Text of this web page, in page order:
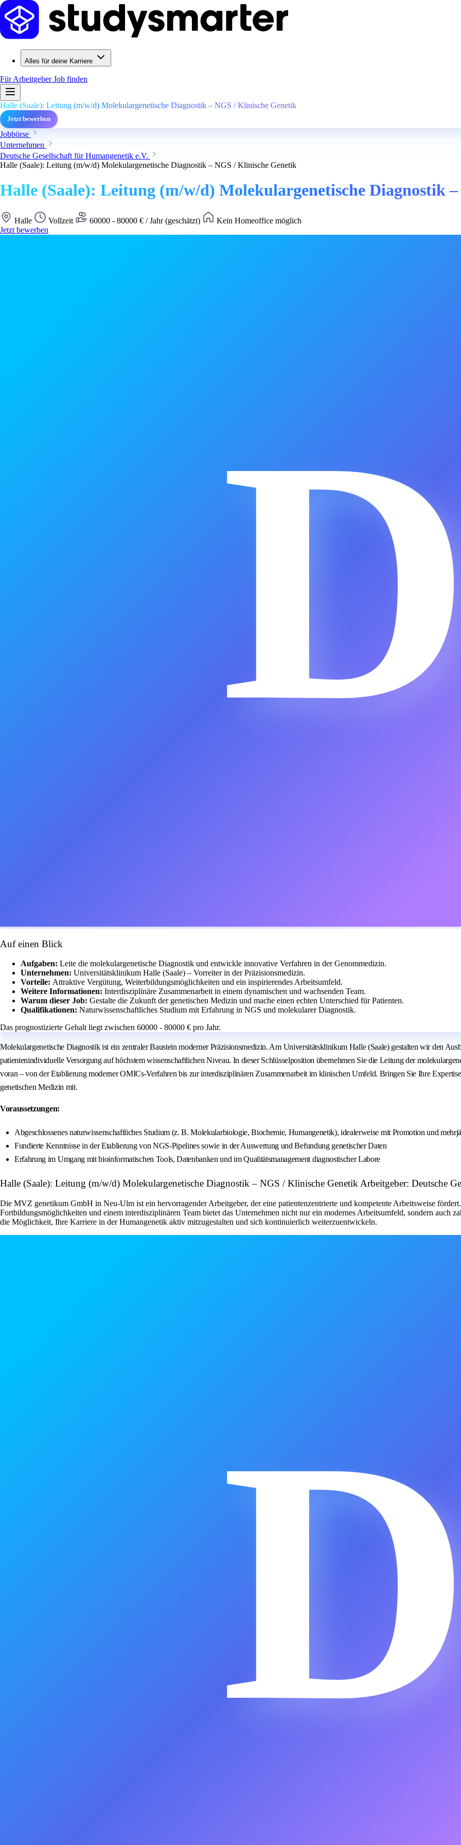
Alles für deine Karriere
Für ArbeitgeberJob finden
Halle (Saale): Leitung (m/w/d) Molekulargenetische Diagnostik – NGS / Klinische Genetik
Jetzt bewerben
Jobbörse
Unternehmen
Deutsche Gesellschaft für Humangenetik e.V.
Halle (Saale): Leitung (m/w/d) Molekulargenetische Diagnostik – NGS / Klinische Genetik
Halle (Saale): Leitung (m/w/d) Molekulargenetische Diagnostik
Halle Vollzeit 60000 - 80000 € / Jahr (geschätzt)
Kein Homeoffice möglich
Jetzt bewerben
Auf einen Blick
Aufgaben: Leite die molekulargenetische Diagnostik und entwickle innovative Verfahren in der Genommedizin.
Unternehmen: Universitätsklinikum Halle (Saale) – Vorreiter in der Präzisionsmedizin.
Vorteile: Attraktive Vergütung, Weiterbildungsmöglichkeiten und ein inspirierendes Arbeitsumfeld.
Weitere Informationen: Interdisziplinäre Zusammenarbeit in einem dynamischen und wachsenden Team.
Warum dieser Job: Gestalte die Zukunft der genetischen Medizin und mache einen echten Unterschied für Patienten.
Qualifikationen: Naturwissenschaftliches Studium mit Erfahrung in NGS und molekularer Diagnostik.
Das prognostizierte Gehalt liegt zwischen 60000 - 80000 € pro Jahr.
Molekulargenetische Diagnostik ist ein zentraler Baustein moderner Präzisionsmedizin. Am Universitätsklinikum Halle (Saale) gestalten wir den
patientenindividuelle Versorgung auf höchstem wissenschaftlichen Niveau. In dieser Schlüsselposition übernehmen Sie die Leitung der
voran – von der Etablierung moderner OMICs-Verfahren bis zur interdisziplinären Zusammenarbeit im klinischen Umfeld. Bringen Sie Ihre
genetischen Medizin mit.
Voraussetzungen:
Abgeschlossenes naturwissenschaftliches Studium (z. B. Molekularbiologie, Biochemie, Humangenetik), idealerweise mit Promotion und
Fundierte Kenntnisse in der Etablierung von NGS-Pipelines sowie in der Auswertung und Befundung genetischer Daten
Erfahrung im Umgang mit bioinformatischen Tools, Datenbanken und im Qualitätsmanagement diagnostischer Labore
Halle (Saale): Leitung (m/w/d) Molekulargenetische Diagnostik – NGS / Klinische Genetik Arbeitgeber: Deutsche
Die MVZ genetikum GmbH in Neu-Ulm ist ein hervorragender Arbeitgeber, der eine patientenzentrierte und kompetente Arbeitsweise
Fortbildungsmöglichkeiten und einem interdisziplinären Team bietet das Unternehmen nicht nur ein modernes Arbeitsumfeld, sondern auch
die Möglichkeit, Ihre Karriere in der Humangenetik aktiv mitzugestalten und sich kontinuierlich weiterzuentwickeln.